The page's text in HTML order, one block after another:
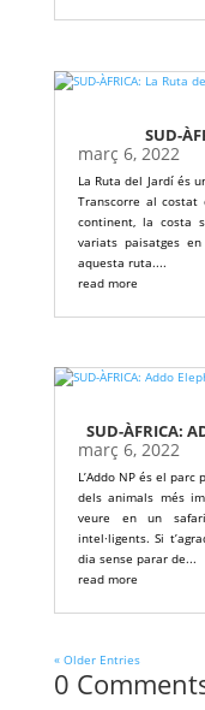
SUD-
març 6, 2022
La Ruta del Jardí és
Transcorre al costat
continent, la costa
variats paisatges
aquesta ruta....
read more
SUD-ÀFRICA:
març 6, 2022
L’Addo NP és el
dels animals més
veure en un
intel·ligents. Si
dia sense parar de...
read more
« Older Entries
0